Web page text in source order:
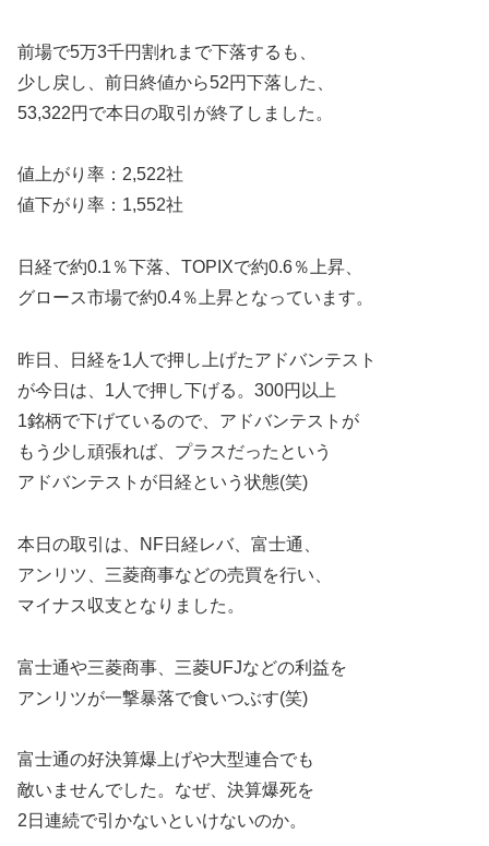
前場で5万3千円割れまで下落するも、
少し戻し、前日終値から52円下落した、
53,322円で本日の取引が終了しました。
値上がり率：2,522社
値下がり率：1,552社
日経で約0.1％下落、TOPIXで約0.6％上昇、
グロース市場で約0.4％上昇となっています。
昨日、日経を1人で押し上げたアドバンテスト
が今日は、1人で押し下げる。300円以上
1銘柄で下げているので、アドバンテストが
もう少し頑張れば、プラスだったという
アドバンテストが日経という状態(笑)
本日の取引は、NF日経レバ、富士通、
アンリツ、三菱商事などの売買を行い、
マイナス収支となりました。
富士通や三菱商事、三菱UFJなどの利益を
アンリツが一撃暴落で食いつぶす(笑)
富士通の好決算爆上げや大型連合でも
敵いませんでした。なぜ、決算爆死を
2日連続で引かないといけないのか。